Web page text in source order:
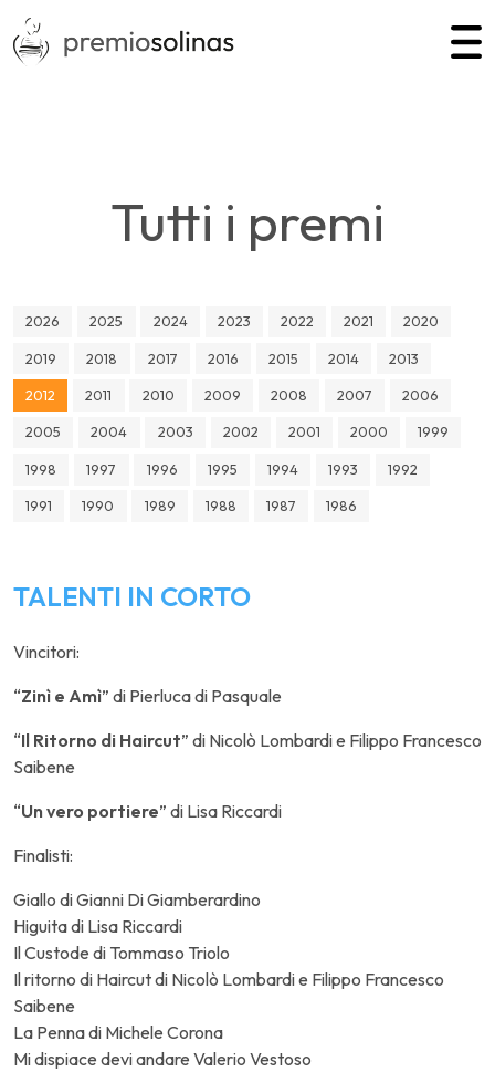
Tutti i premi
2026 2025 2024 2023 2022 2021 2020
2019 2018 2017 2016 2015 2014 2013
2012 2011 2010 2009 2008 2007 2006
2005 2004 2003 2002 2001 2000 1999
1998 1997 1996 1995 1994 1993 1992
1991 1990 1989 1988 1987 1986
TALENTI IN CORTO
Vincitori:
“Zinì e Amì” di Pierluca di Pasquale
“Il Ritorno di Haircut” di Nicolò Lombardi e Filippo Francesco
Saibene
“Un vero portiere” di Lisa Riccardi
Finalisti:
Giallo di Gianni Di Giamberardino
Higuita di Lisa Riccardi
Il Custode di Tommaso Triolo
Il ritorno di Haircut di Nicolò Lombardi e Filippo Francesco
Saibene
La Penna di Michele Corona
Mi dispiace devi andare Valerio Vestoso